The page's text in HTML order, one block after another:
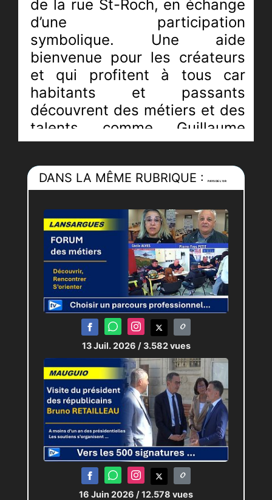
de la rue St-Roch, en échange
d’une participation
symbolique. Une aide
bienvenue pour les créateurs
et qui profitent à tous car
habitants et passants
découvrent des métiers et des
talents comme Guillaume
MATHEN, créateur autodidacte
qui s’est lancé dans la
Décoration, l’Ameublement et
JRI :Claudia PITRONACI
DANS LA MÊME RUBRIQUE :PAYS DE L’OR
13 Juil. 2026 / 3.582 vues
16 Juin 2026 / 12.578 vues